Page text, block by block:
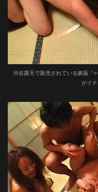
渋谷露天で販売されている媚薬『
がイ